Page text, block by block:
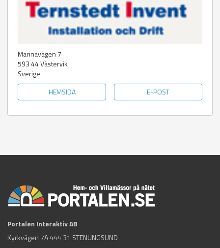
Marinavägen 7
593 44Västervik
Sverige
HEMSIDA
E-POST
Portalen Interaktiv AB
Kyrkvägen 7A 444 31 STENUNGSUND